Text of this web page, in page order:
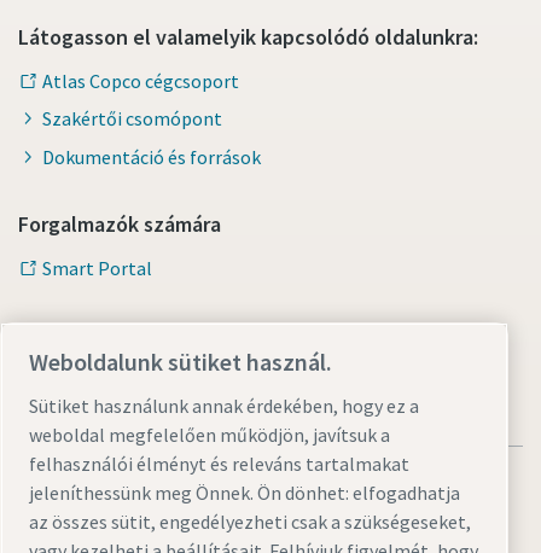
Látogasson el valamelyik kapcsolódó oldalunkra:
Atlas Copco cégcsoport
Szakértői csomópont
Dokumentáció és források
Forgalmazók számára
Smart Portal
Weboldalunk sütiket használ.
Sütiket használunk annak érdekében, hogy ez a
weboldal megfelelően működjön, javítsuk a
felhasználói élményt és releváns tartalmakat
jeleníthessünk meg Önnek. Ön dönhet: elfogadhatja
az összes sütit, engedélyezheti csak a szükségeseket,